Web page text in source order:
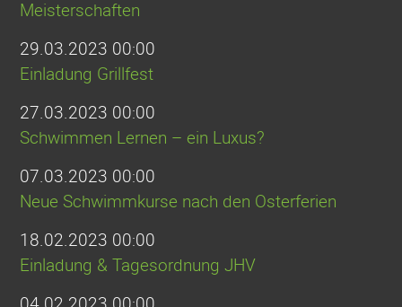
Meisterschaften
29.03.2023 00:00
Einladung Grillfest
27.03.2023 00:00
Schwimmen Lernen – ein Luxus?
07.03.2023 00:00
Neue Schwimmkurse nach den Osterferien
18.02.2023 00:00
Einladung & Tagesordnung JHV